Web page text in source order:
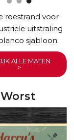
roestrand voor
uitstraling
sjabloon.
ALLE MATEN
>